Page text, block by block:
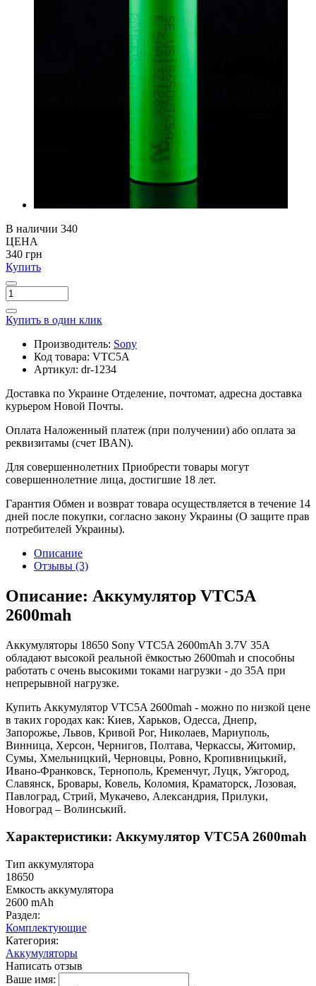
В наличии 340
ЦЕНА
340 грн
Купить
Купить в один клик
Производитель: Sony
Код товара: VTC5A
Артикул: dr-1234
Доставка по Украине Отделение, почтомат, адресна доставка
курьером Новой Почты.
Оплата Наложенный платеж (при получении) або оплата за
реквизитамы (счет IBAN).
Для совершеннолетних Приобрести товары могут
совершеннолетние лица, достигшие 18 лет.
Гарантия Обмен и возврат товара осуществляется в течение 14
дней после покупки, согласно закону Украины (О защите прав
потребителей Украины).
Описание
Отзывы (3)
Описание: Аккумулятор VTC5A
2600mah
Аккумуляторы 18650 Sony VTC5A 2600mAh 3.7V 35A
обладают высокой реальной ёмкостью 2600mah и способны
работать с очень высокими токами нагрузки - до 35А при
непрерывной нагрузке.
Купить Аккумулятор VTC5A 2600mah - можно по низкой цене
в таких городах как: Киев, Харьков, Одесса, Днепр,
Запорожье, Львов, Кривой Рог, Николаев, Мариуполь,
Винница, Херсон, Чернигов, Полтава, Черкассы, Житомир,
Сумы, Хмельницкий, Черновцы, Ровно, Кропивницький,
Ивано-Франковск, Тернополь, Кременчуг, Луцк, Ужгород,
Славянск, Бровары, Ковель, Коломия, Краматорск, Лозовая,
Павлоград, Стрий, Мукачево, Александрия, Прилуки,
Новоград – Волинський.
Характеристики: Аккумулятор VTC5A 2600mah
Тип аккумулятора
18650
Емкость аккумулятора
2600 mAh
Раздел:
Комплектующие
Категория:
Аккумуляторы
Написать отзыв
Ваше имя: